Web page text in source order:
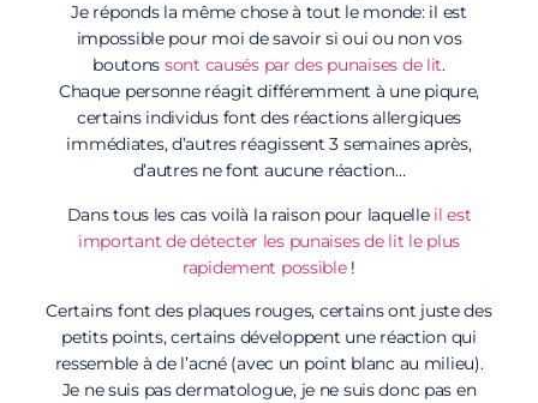
Je réponds la même chose à tout le monde: il est
impossible pour moi de savoir si oui ou non vos
boutons sont causés par des punaises de lit.
Chaque personne réagit différemment à une piqure,
certains individus font des réactions allergiques
immédiates, d’autres réagissent 3 semaines après,
d’autres ne font aucune réaction…
Dans tous les cas voilà la raison pour laquelle il est
important de détecter les punaises de lit le plus
rapidement possible!
Certains font des plaques rouges, certains ont juste des
petits points, certains développent une réaction qui
ressemble à de l’acné (avec un point blanc au milieu).
Je ne suis pas dermatologue, je ne suis donc pas en